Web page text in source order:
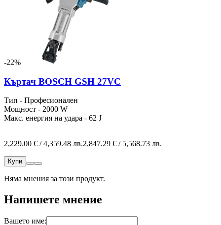
-22%
Къртач BOSCH GSH 27VC
Тип - Професионален
Мощност - 2000 W
Макс. енергия на удара - 62 J
2,229.00 € / 4,359.48 лв.2,847.29 € / 5,568.73 лв.
Купи
Няма мнения за този продукт.
Напишете мнение
Вашето име: